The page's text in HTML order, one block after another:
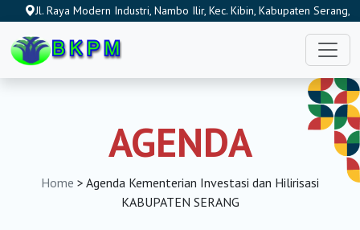
Jl. Raya Modern Industri, Nambo Ilir, Kec. Kibin, Kabupaten Serang,
AGENDA
Home > Agenda Kementerian Investasi dan Hilirisasi
KABUPATEN SERANG